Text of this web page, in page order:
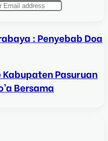
: Penyebab Doa
Kabupaten Pasuruan
Bersama